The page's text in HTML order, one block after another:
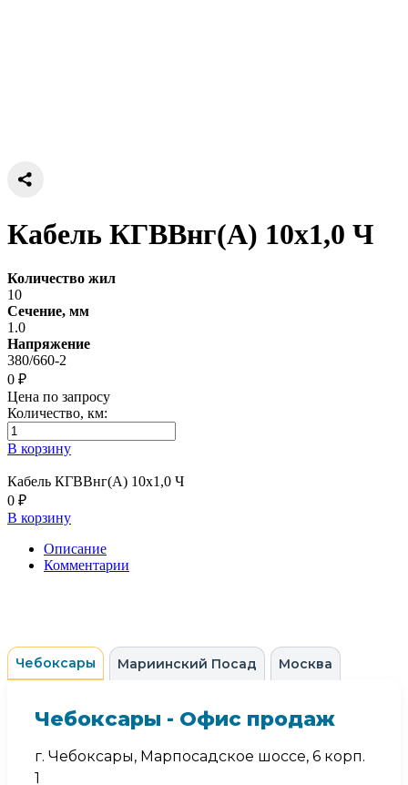
Кабель КГВВнг(А) 10х1,0 Ч
Количество жил
10
Сечение, мм
1.0
Напряжение
380/660-2
0 ₽
Цена по запросу
Количество, км:
В корзину
Кабель КГВВнг(А) 10х1,0 Ч
0 ₽
В корзину
Описание
Комментарии
Чебоксары Мариинский Посад Москва
Чебоксары - Офис продаж
г. Чебоксары, Марпосадское шоссе, 6 корп.
1